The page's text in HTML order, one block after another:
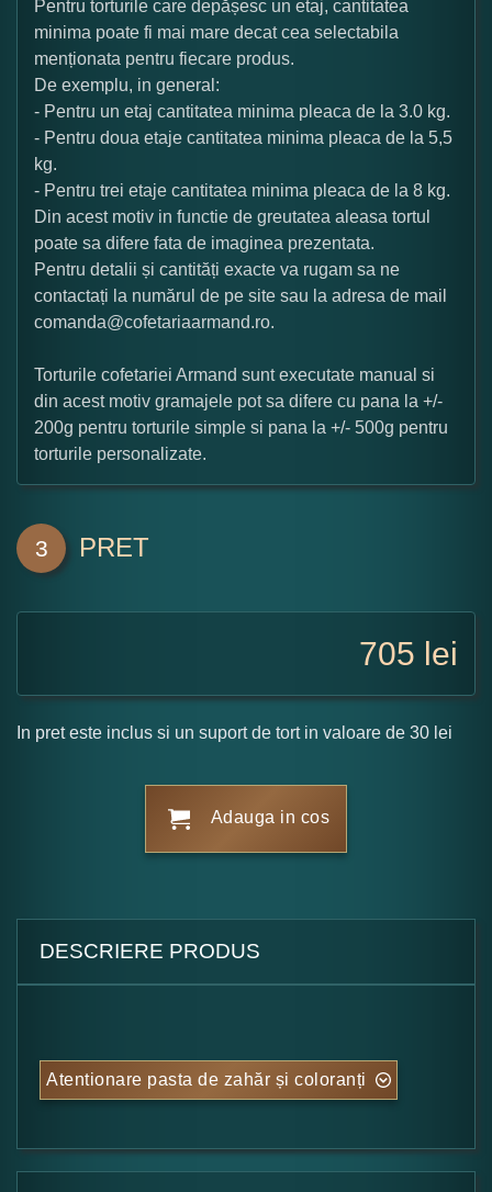
Pentru torturile care depășesc un etaj, cantitatea
minima poate fi mai mare decat cea selectabila
menționata pentru fiecare produs.
De exemplu, in general:
- Pentru un etaj cantitatea minima pleaca de la 3.0 kg.
- Pentru doua etaje cantitatea minima pleaca de la 5,5
kg.
- Pentru trei etaje cantitatea minima pleaca de la 8 kg.
Din acest motiv in functie de greutatea aleasa tortul
poate sa difere fata de imaginea prezentata.
Pentru detalii și cantități exacte va rugam sa ne
contactați la numărul de pe site sau la adresa de mail
comanda@cofetariaarmand.ro.
Torturile cofetariei Armand sunt executate manual si
din acest motiv gramajele pot sa difere cu pana la +/-
200g pentru torturile simple si pana la +/- 500g pentru
torturile personalizate.
3 PRET
705 lei
In pret este inclus si un suport de tort in valoare de 30 lei
Adauga in cos
DESCRIERE PRODUS
Atentionare pasta de zahăr și coloranți